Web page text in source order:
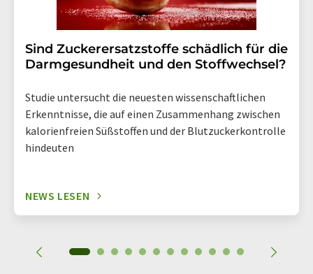
Sind Zuckerersatzstoffe schädlich für die
Darmgesundheit und den Stoffwechsel?
Studie untersucht die neuesten wissenschaftlichen
Erkenntnisse, die auf einen Zusammenhang zwischen
kalorienfreien Süßstoffen und der Blutzuckerkontrolle
hindeuten
NEWS LESEN